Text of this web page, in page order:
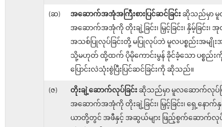
(ဆ) အဆောက်အအုံအကြီးစားပြင်ဆင်ခြင်းဆိုသည်မှာ
အဆောက်အအုံကို တိုးချဲ့ခြင်း၊ မြှင့်ခြင်း၊ နှိမ့်ခြင်း၊ အု
အသစ်ပြုလုပ်ခြင်းတို့ မပြုလုပ်ဘဲ မူလပစ္စည်းအမျိုးအ
သို့မဟုတ် ထို့ထက် ပိုမိုကောင်းမွန် ခိုင်ခံ့သော ပစ္စည်း
ပြောင်းလဲသုံးစွဲပြီးပြင်ဆင်ခြင်းကို ဆိုသည်။
(ဇ) တိုးချဲ့ဆောက်လုပ်ခြင်းဆိုသည်မှာ မူလဆောက်လုပ်ပ
အဆောက်အအုံကို တိုးချဲ့ခြင်း၊ မြှင့်ခြင်း၊ ရှေ့နောက်
ယာတို့တွင် အဖီနှင့် အဆွယ်များ ဖြည့်စွက်ဆောက်လုပ်